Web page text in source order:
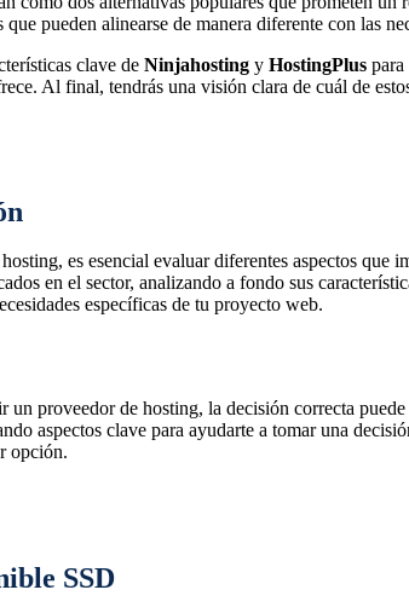
pueden alinearse de manera diferente con las
clave de Ninjahosting y HostingPlus
Al final, tendrás una visión clara de cuál de
es esencial evaluar diferentes aspectos
en el sector, analizando a fondo sus
específicas de tu proyecto web.
un proveedor de hosting, la decisión correcta
aspectos clave para ayudarte a tomar una
opción.
SSD